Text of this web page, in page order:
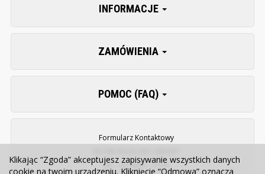
INFORMACJE
ZAMÓWIENIA
POMOC (FAQ)
Formularz Kontaktowy
pn. - pt. 8:00 - 15:30
Klikając “Zgoda” akceptujesz zapisywanie wszystkich danych
cookie na twoim urządzeniu. Kliknięcie “Odmowa” oznacza